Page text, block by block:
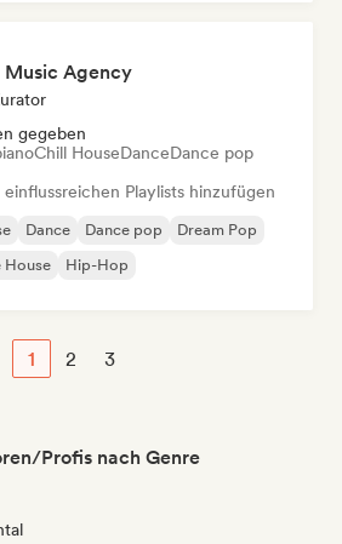
Music Agency
gegeben
Chill HouseDanceDance pop
Playlists hinzufügen
Dance Dance pop
Dream Pop
House Hip-Hop
1 2 3
Profis nach Genre